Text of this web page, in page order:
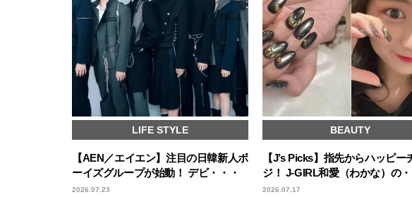
LIFE STYLE
【AEN／エイエン】注目の日韓新人ボ
ーイズグループが始動！ デビ・・・
2026.07.23
BEAUTY
【J’s Picks】指先からハッピー
ジ！ J-GIRL和愛（わかな）の・
2026.07.17